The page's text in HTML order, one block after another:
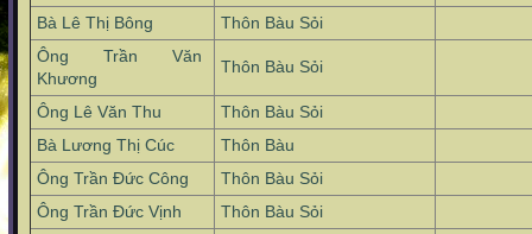
Bà Lê Thị Bông
Thôn Bàu Sỏi
Ông Trần Văn
Khương
Thôn Bàu Sỏi
Ông Lê Văn Thu
Thôn Bàu Sỏi
Bà Lương Thị Cúc
Thôn Bàu
Ông Trần Đức Công
Thôn Bàu Sỏi
Ông Trần Đức Vịnh
Thôn Bàu Sỏi